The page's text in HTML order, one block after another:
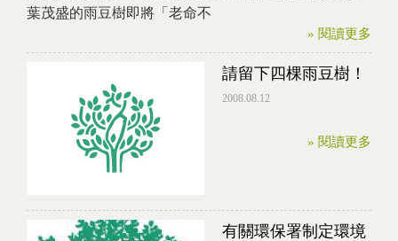
葉茂盛的雨豆樹即將「老命不
» 閱讀更多
請留下四棵雨豆樹！
2008.08.12
» 閱讀更多
有關環保署制定環境